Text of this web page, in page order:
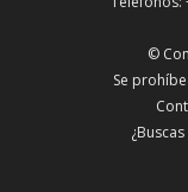
©
Se